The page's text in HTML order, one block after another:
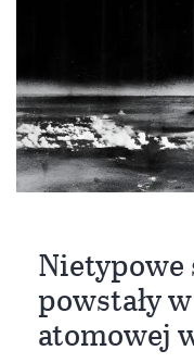
powstały
atomowej